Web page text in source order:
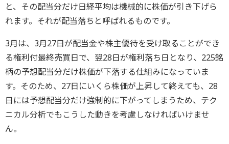
と、その配当分だけ日経平均は機械的に株価が引き下げら
れます。それが配当落ちと呼ばれるものです。
3月は、3月27日が配当金や株主優待を受け取ることができ
る権利付最終売買日で、翌28日が権利落ち日となり、225銘
柄の予想配当分だけ株価が下落する仕組みになっていま
す。そのため、27日にいくら株価が上昇して終えても、28
日には予想配当分だけ強制的に下がってしまうため、テク
ニカル分析でもこうした動きを考慮しなければいけませ
ん。